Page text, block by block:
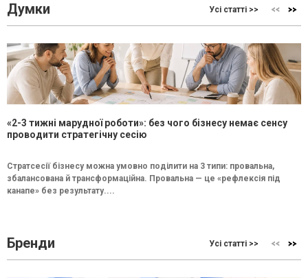
Думки Усі статті >>
«2-3 тижні марудної роботи»: без чого бізнесу немає сенсу
проводити стратегічну сесію
Стратсесії бізнесу можна умовно поділити на 3 типи: провальна,
збалансована й трансформаційна. Провальна — це «рефлексія під
канапе» без результату....
Бренди Усі статті >>